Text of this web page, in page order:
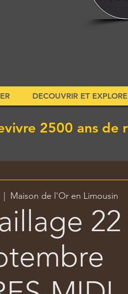
DECOUVRIR ET
2500 ans de
Maison de l'Or en Limousin
22